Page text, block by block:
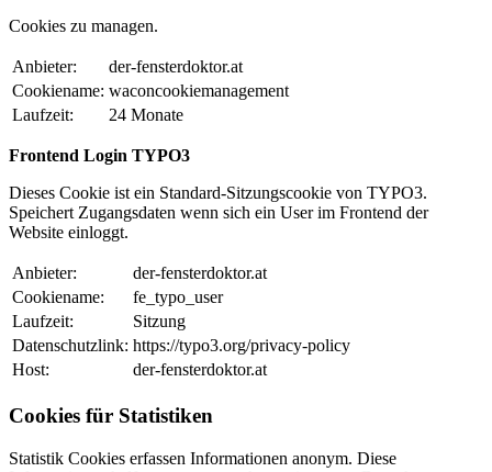
Cookies zu managen.
Anbieter:
der-fensterdoktor.at
Cookiename: waconcookiemanagement
Laufzeit:
24 Monate
Frontend Login TYPO3
Dieses Cookie ist ein Standard-Sitzungscookie von TYPO3.
Speichert Zugangsdaten wenn sich ein User im Frontend der
Website einloggt.
Anbieter:
der-fensterdoktor.at
Cookiename:
fe_typo_user
Laufzeit:
Sitzung
Datenschutzlink: https://typo3.org/privacy-policy
Host:
der-fensterdoktor.at
Cookies für Statistiken
Statistik Cookies erfassen Informationen anonym. Diese